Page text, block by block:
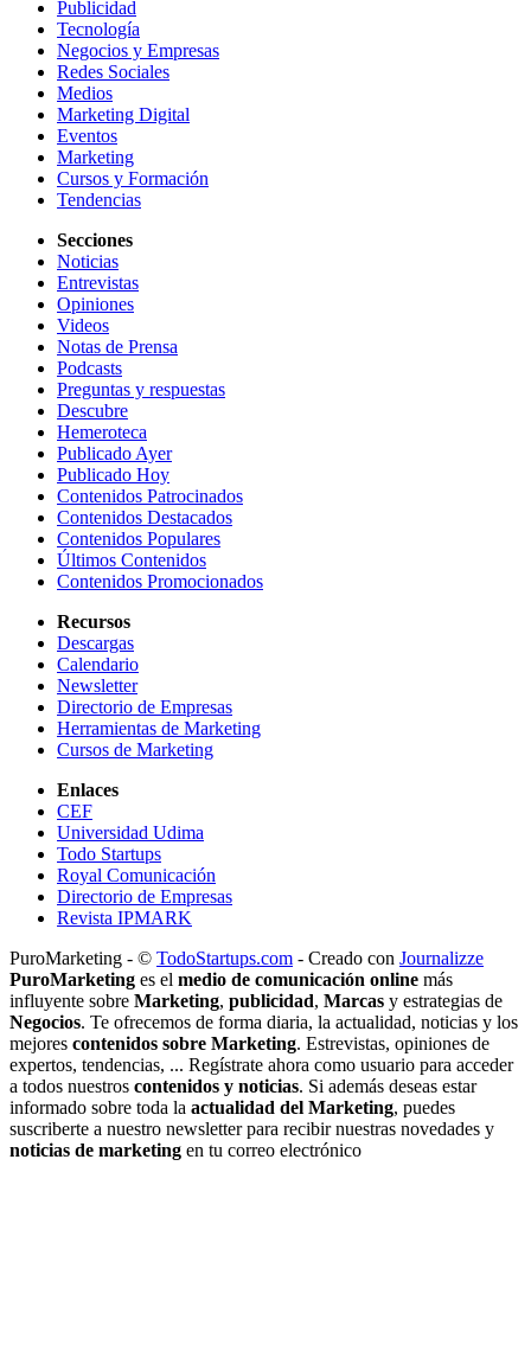
Publicidad
Tecnología
Negocios y Empresas
Redes Sociales
Medios
Marketing Digital
Eventos
Marketing
Cursos y Formación
Tendencias
Secciones
Noticias
Entrevistas
Opiniones
Videos
Notas de Prensa
Podcasts
Preguntas y respuestas
Descubre
Hemeroteca
Publicado Ayer
Publicado Hoy
Contenidos Patrocinados
Contenidos Destacados
Contenidos Populares
Últimos Contenidos
Contenidos Promocionados
Recursos
Descargas
Calendario
Newsletter
Directorio de Empresas
Herramientas de Marketing
Cursos de Marketing
Enlaces
CEF
Universidad Udima
Todo Startups
Royal Comunicación
Directorio de Empresas
Revista IPMARK
PuroMarketing - © TodoStartups.com - Creado con Journalizze
PuroMarketing es el medio de comunicación online más
influyente sobre Marketing, publicidad, Marcas y estrategias de
Negocios. Te ofrecemos de forma diaria, la actualidad, noticias y los
mejores contenidos sobre Marketing. Estrevistas, opiniones de
expertos, tendencias, ... Regístrate ahora como usuario para acceder
a todos nuestros contenidos y noticias. Si además deseas estar
informado sobre toda la actualidad del Marketing, puedes
suscriberte a nuestro newsletter para recibir nuestras novedades y
noticias de marketing en tu correo electrónico